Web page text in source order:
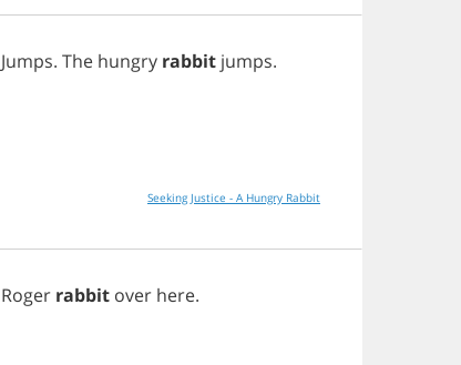
Jumps. The hungry rabbit jumps.
Seeking Justice - A Hungry Rabbit
Roger rabbit over here.